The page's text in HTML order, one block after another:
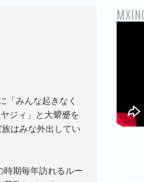
「みんな起きなく
ジィ」と大顰蹙を
はみな外出してい
時期毎年訪れるルー